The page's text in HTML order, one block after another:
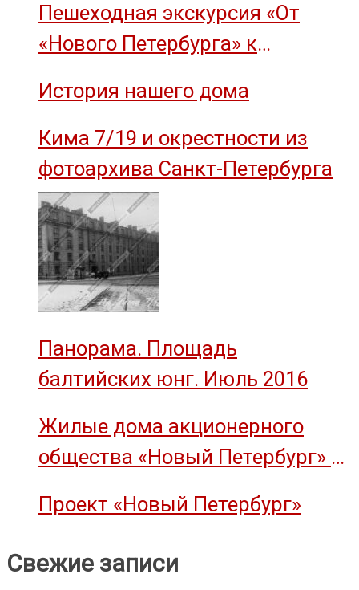
Пешеходная экскурсия «От
«Нового Петербурга» к
им. М.И. Калинина»
История нашего дома
Кима 7/19 и окрестности из
фотоархива Санкт-Петербурга
Панорама. Площадь
балтийских юнг. Июль 2016
Жилые дома акционерного
общества «Новый Петербург» —
Проект «Новый Петербург»
Свежие записи